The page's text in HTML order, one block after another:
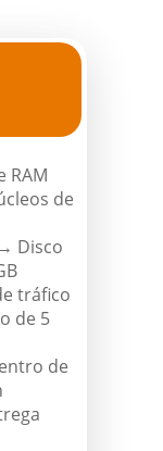
RAM
de
Disco
tráfico
de 5
de